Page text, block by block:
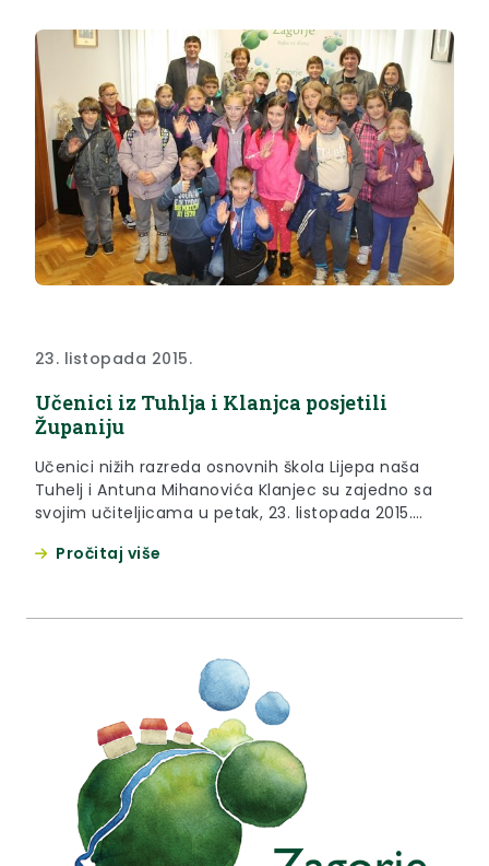
23. listopada 2015.
Učenici iz Tuhlja i Klanjca posjetili
Županiju
Učenici nižih razreda osnovnih škola Lijepa naša
Tuhelj i Antuna Mihanovića Klanjec su zajedno sa
svojim učiteljicama u petak, 23. listopada 2015.
Pročitaj više